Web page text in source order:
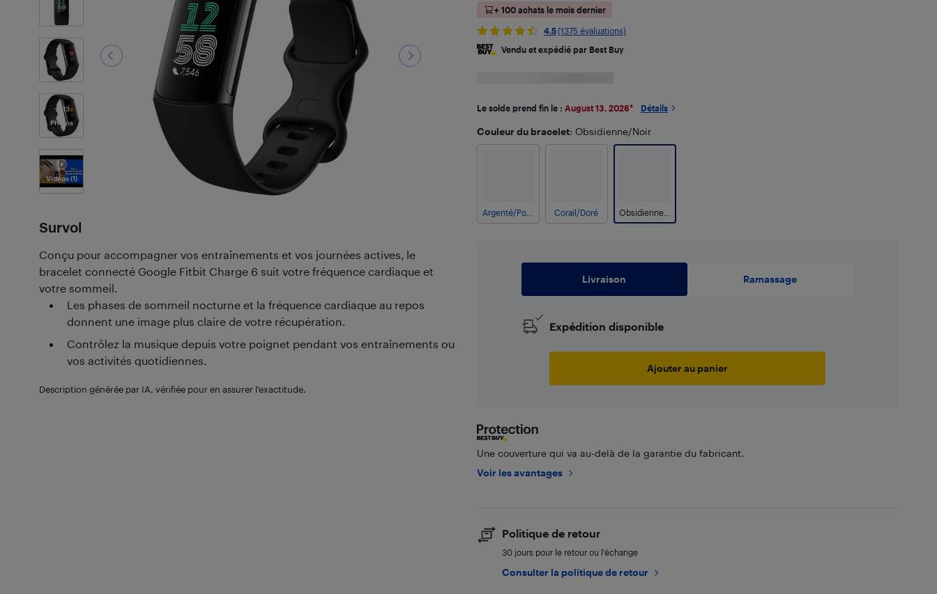
13
Photos
Vidéos (1)
Survol
Conçu pour accompagner vos entraînements et vos journées actives, le
bracelet connecté Google Fitbit Charge 6 suit votre fréquence cardiaque et
votre sommeil.
Les phases de sommeil nocturne et la fréquence cardiaque au repos
donnent une image plus claire de votre récupération.
Contrôlez la musique depuis votre poignet pendant vos entraînements ou
vos activités quotidiennes.
Description générée par IA, vérifiée pour en assurer l’exactitude.
+ 100 achats le mois dernier
4.5(1375 évaluations)
Vendu et expédié par Best Buy
Le solde prend fin le : August 13, 2026* Détails
Couleur du bracelet: Obsidienne/Noir
Argenté/Porcelaine Corail/Doré Obsidienne/Noir
Livraison Ramassage
Expédition disponible
Ajouter au panier
Une couverture qui va au-delà de la garantie du fabricant.
Voir les avantages
Politique de retour
30 jours pour le retour ou l’échange
Consulter la politique de retour